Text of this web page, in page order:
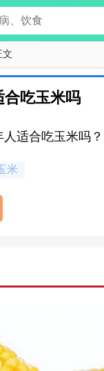
文
合吃玉米吗
适合吃玉米吗？
米